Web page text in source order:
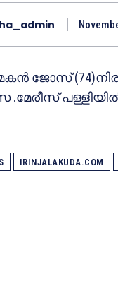
ജോസ്
IRINJALAKUDA.COM